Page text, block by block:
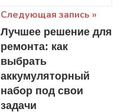
Следующая запись
Лучшее решение для
ремонта: как
выбрать
аккумуляторный
набор под свои
задачи